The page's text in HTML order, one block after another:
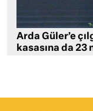
Arda Güler’e
kasasına da